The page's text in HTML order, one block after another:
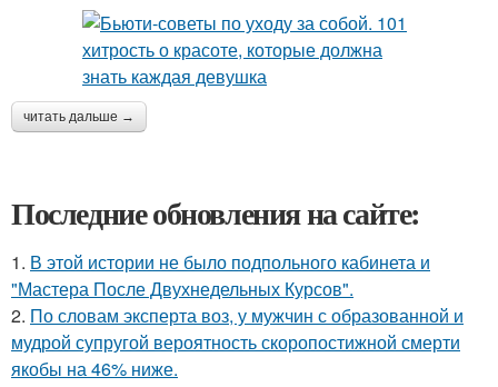
читать дальше →
Последние обновления на сайте:
1. В этой истории не было подпольного кабинета и
"Мастера После Двухнедельных Курсов".
2. По словам эксперта воз, у мужчин с образованной и
мудрой супругой вероятность скоропостижной смерти
якобы на 46% ниже.